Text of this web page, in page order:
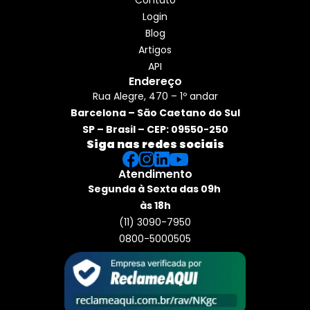
Login
Blog
Artigos
API
Endereço
Rua Alegre, 470 – 1º andar
Barcelona – São Caetano do Sul
SP – Brasil – CEP: 09550-250
Siga nas redes sociais
Atendimento
Segunda à Sexta das 09h
às 18h
(11) 3090-7950
0800-5000505